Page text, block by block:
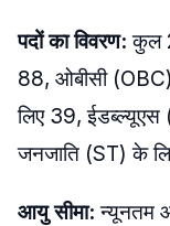
पदों का विवरण: कुल
88, ओबीसी
लिए 39,
जनजाति (ST) के
आयु सीमा: न्यूनतम